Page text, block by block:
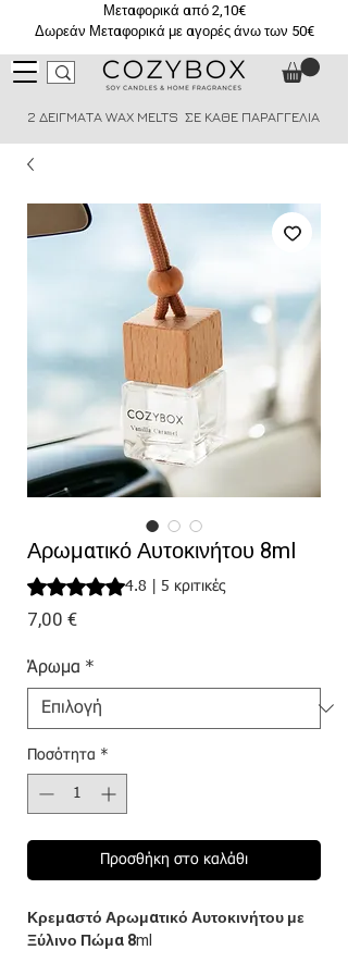
Μεταφορικά από 2,10€
Δωρεάν Μεταφορικά με αγορές άνω των 50€
2 ΔΕΙΓΜΑΤΑ WAX MELTS ΣΕ ΚΑΘΕ ΠΑΡΑΓΓΕΛΙΑ
Αρωματικό Αυτοκινήτου 8ml
Rating is 4.8 out of five stars based on 5
4.8 | 5 κριτικές
7,00 €Τιμή
Άρωμα *
Ποσότητα *
Προσθήκη στο καλάθι
Κρεμαστό Αρωματικό Αυτοκινήτου με
Ξύλινο Πώμα 8ml